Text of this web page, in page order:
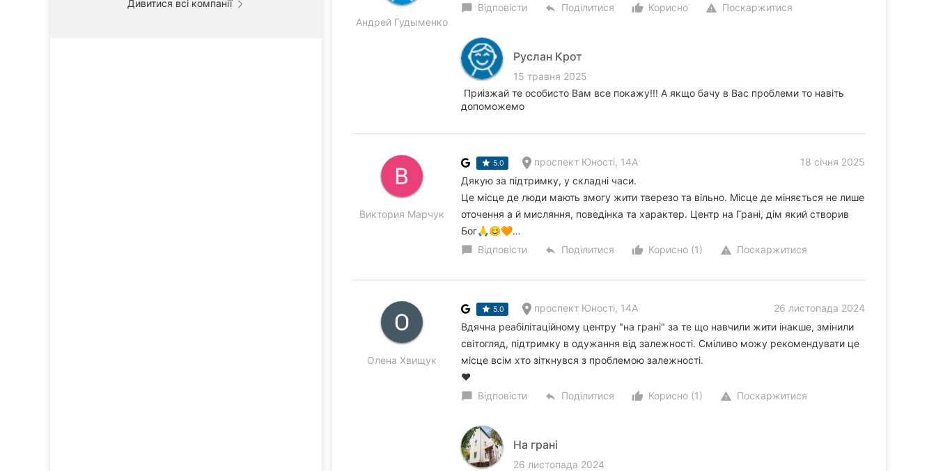
Дивитися всі компанії
Андрей Гудыменко
chat_bubble Відповісти reply Поділитися thumb_up_alt
Корисно warning Поскаржитися
Руслан Крот
15 травня 2025
Приізжай те особисто Вам все покажу!!! А якщо бачу в Вас проблеми то навіть
допоможемо
Виктория Марчук
5.0 проспект Юності, 14А
18 січня 2025
Дякую за підтримку, у складні часи.
Це місце де люди мають змогу жити тверезо та вільно. Місце де міняється не лише
оточення а й мисляння, поведінка та характер. Центр на Грані, дім який створив
Бог🙏😊🧡…
chat_bubble Відповісти reply Поділитися thumb_up_alt
Корисно (1) warning Поскаржитися
Олена Хвищук
5.0 проспект Юності, 14А
26 листопада 2024
Вдячна реабілітаційному центру "на грані" за те що навчили жити інакше, змінили
світогляд, підтримку в одужання від залежності. Сміливо можу рекомендувати це
місце всім хто зіткнувся з проблемою залежності.
❤️
chat_bubble Відповісти reply Поділитися thumb_up_alt
Корисно (1) warning Поскаржитися
На грані
26 листопада 2024